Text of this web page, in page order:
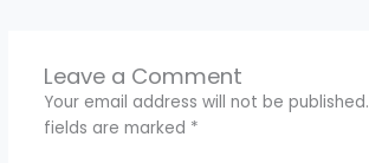
Leave a Comment
Your email address will not be published.
fields are marked *